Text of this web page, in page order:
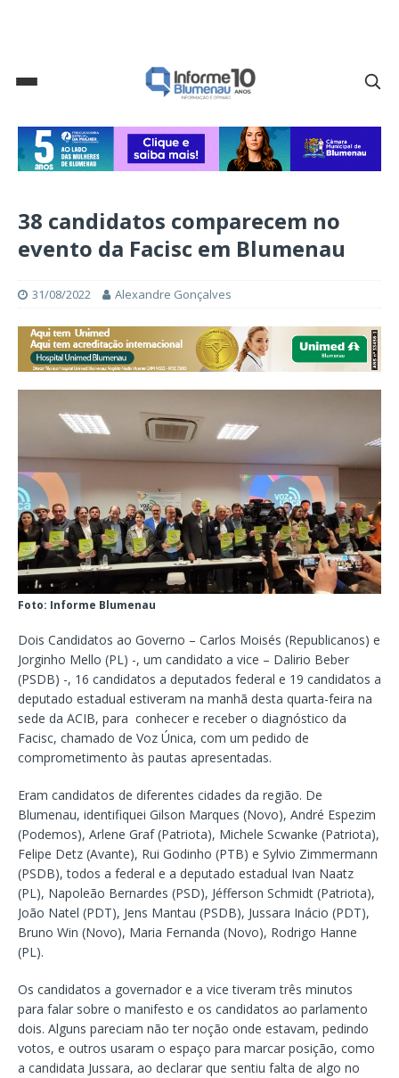
38 candidatos comparecem no
evento da Facisc em Blumenau
31/08/2022 Alexandre Gonçalves
Foto: Informe Blumenau
Dois Candidatos ao Governo – Carlos Moisés (Republicanos) e
Jorginho Mello (PL) -, um candidato a vice – Dalirio Beber
(PSDB) -, 16 candidatos a deputados federal e 19 candidatos a
deputado estadual estiveram na manhã desta quarta-feira na
sede da ACIB, para conhecer e receber o diagnóstico da
Facisc, chamado de Voz Única, com um pedido de
comprometimento às pautas apresentadas.
Eram candidatos de diferentes cidades da região. De
Blumenau, identifiquei Gilson Marques (Novo), André Espezim
(Podemos), Arlene Graf (Patriota), Michele Scwanke (Patriota),
Felipe Detz (Avante), Rui Godinho (PTB) e Sylvio Zimmermann
(PSDB), todos a federal e a deputado estadual Ivan Naatz
(PL), Napoleão Bernardes (PSD), Jéfferson Schmidt (Patriota),
João Natel (PDT), Jens Mantau (PSDB), Jussara Inácio (PDT),
Bruno Win (Novo), Maria Fernanda (Novo), Rodrigo Hanne
(PL).
Os candidatos a governador e a vice tiveram três minutos
para falar sobre o manifesto e os candidatos ao parlamento
dois. Alguns pareciam não ter noção onde estavam, pedindo
votos, e outros usaram o espaço para marcar posição, como
a candidata Jussara, ao declarar que sentiu falta de algo no